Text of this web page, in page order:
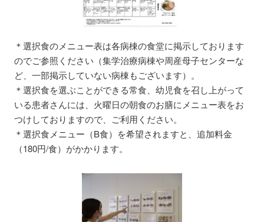
＊選択食のメニュー表は各病棟の食堂に掲示しております
のでご参照ください（集学治療病棟や周産母子センターな
ど、一部掲示していない病棟もございます）。
＊選択食を選ぶことができる常食、幼児食を召し上がって
いる患者さんには、火曜日の朝食のお膳にメニュー表をお
つけしておりますので、ご利用ください。
＊選択食メニュー（B食）を希望されますと、追加料金
（180円/食）がかかります。